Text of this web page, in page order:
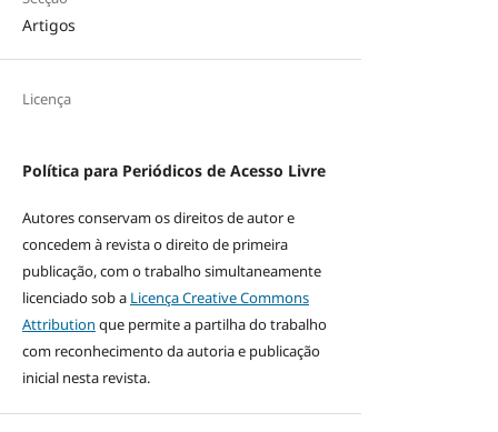
Artigos
Licença
Política para Periódicos de Acesso Livre
Autores conservam os direitos de autor e
concedem à revista o direito de primeira
publicação, com o trabalho simultaneamente
licenciado sob a Licença Creative Commons
Attribution que permite a partilha do trabalho
com reconhecimento da autoria e publicação
inicial nesta revista.